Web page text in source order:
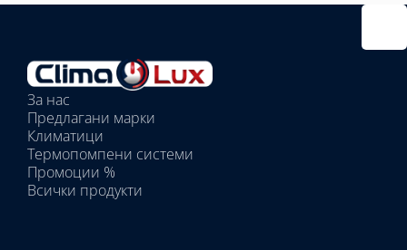
Избрани
вътрешни
тела:
Избрано
тяло:
За нас
Предлагани марки
Климатици
Термопомпени системи
Промоции %
Всички продукти